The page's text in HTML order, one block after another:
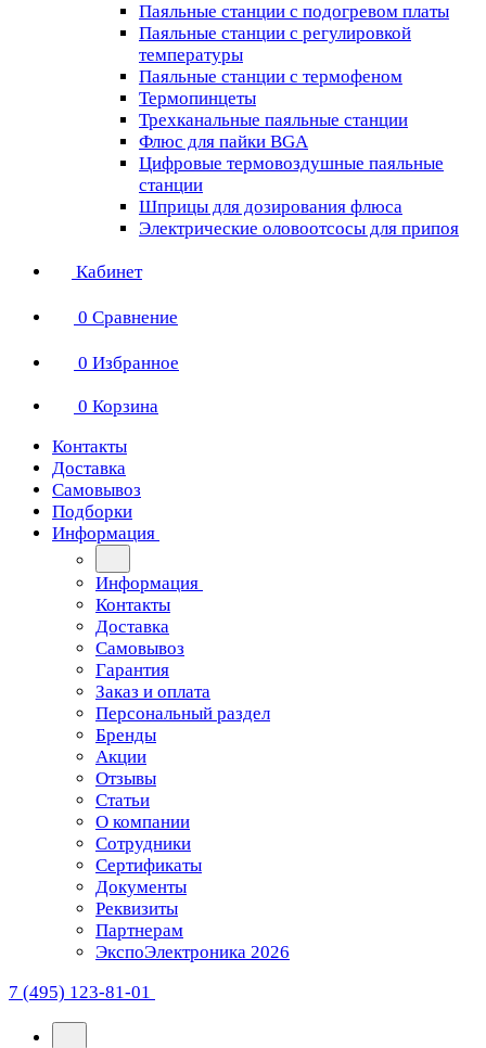
Паяльные станции с подогревом платы
Паяльные станции с регулировкой
температуры
Паяльные станции с термофеном
Термопинцеты
Трехканальные паяльные станции
Флюс для пайки BGA
Цифровые термовоздушные паяльные
станции
Шприцы для дозирования флюса
Электрические оловоотсосы для припоя
Кабинет
0 Сравнение
0 Избранное
0 Корзина
Контакты
Доставка
Самовывоз
Подборки
Информация
Информация
Контакты
Доставка
Самовывоз
Гарантия
Заказ и оплата
Персональный раздел
Бренды
Акции
Отзывы
Статьи
О компании
Сотрудники
Сертификаты
Документы
Реквизиты
Партнерам
ЭкспоЭлектроника 2026
7 (495) 123-81-01